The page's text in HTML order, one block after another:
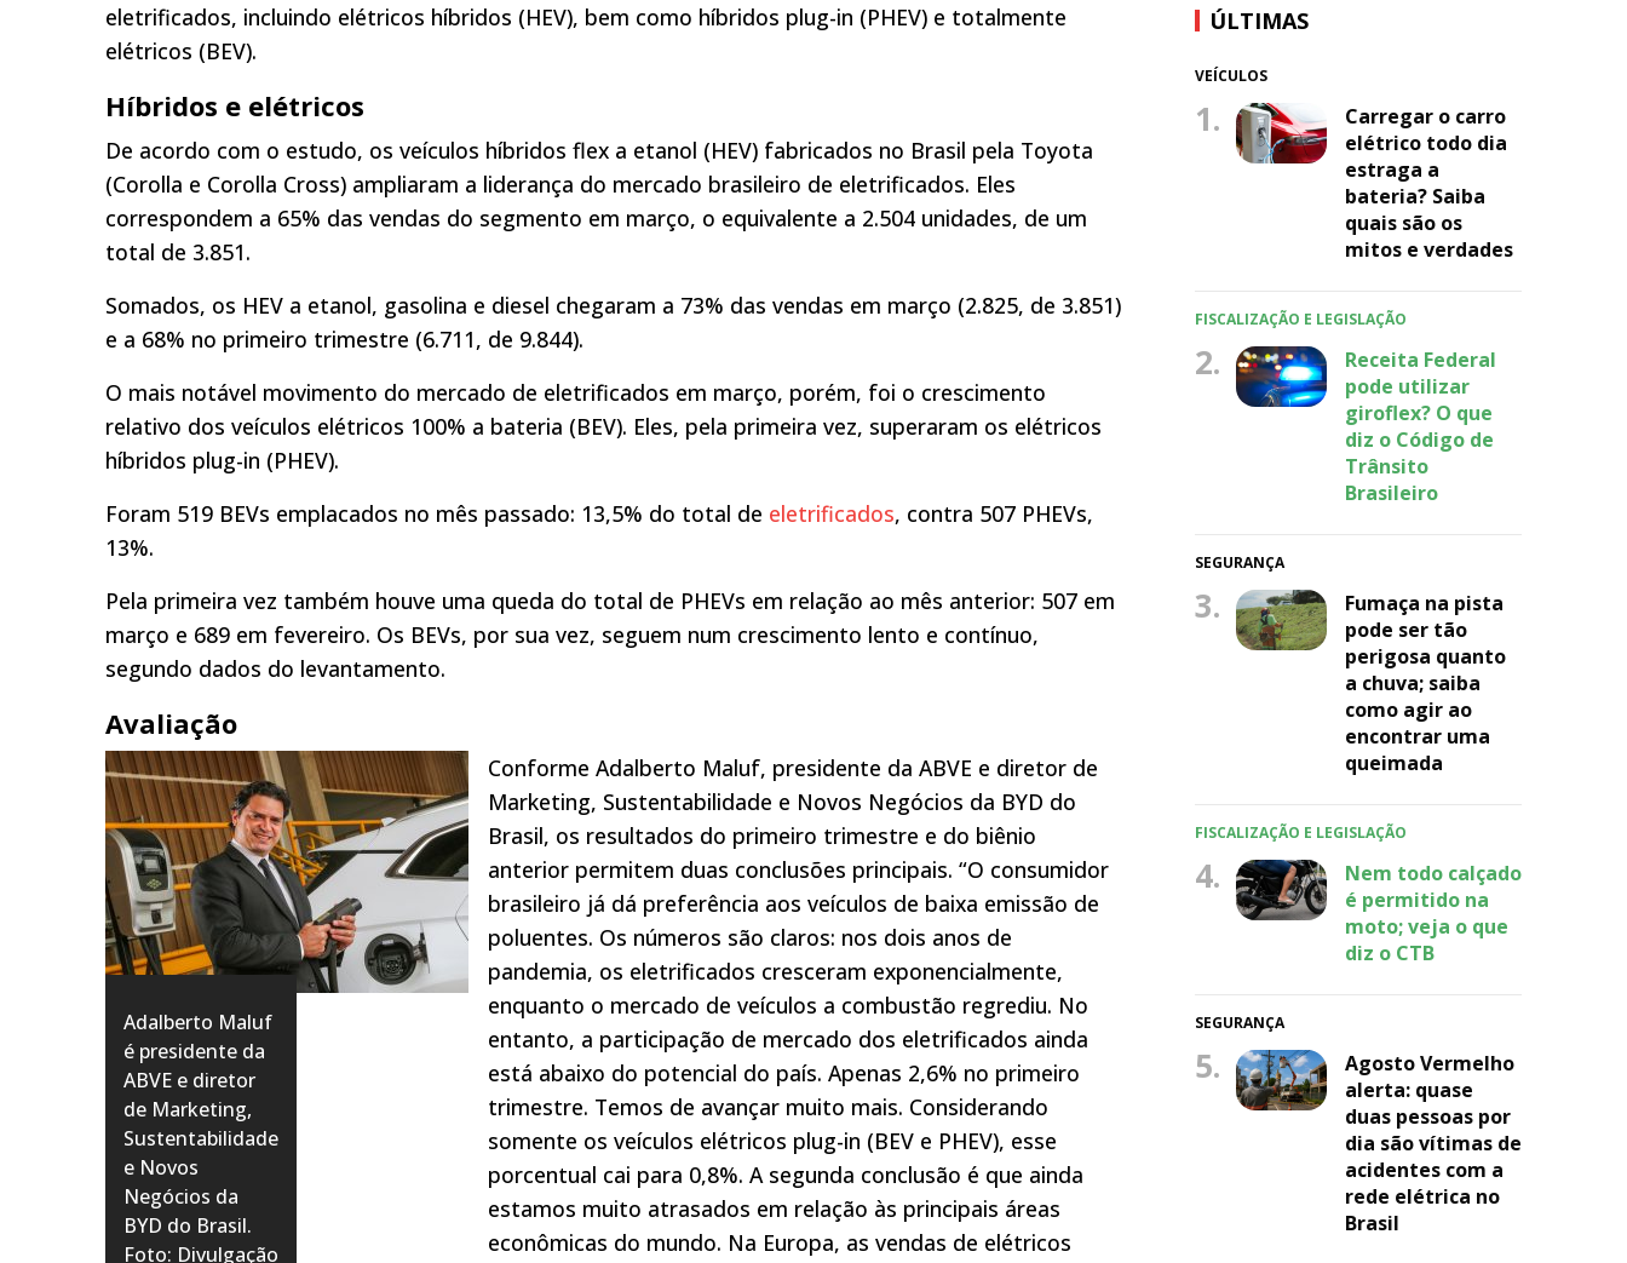
eletrificados, incluindo elétricos híbridos (HEV), bem como híbridos plug-in (PHEV) e totalmente
elétricos (BEV).
Híbridos e elétricos
De acordo com o estudo, os veículos híbridos flex a etanol (HEV) fabricados no Brasil pela Toyota
(Corolla e Corolla Cross) ampliaram a liderança do mercado brasileiro de eletrificados. Eles
correspondem a 65% das vendas do segmento em março, o equivalente a 2.504 unidades, de um
total de 3.851.
Somados, os HEV a etanol, gasolina e diesel chegaram a 73% das vendas em março (2.825, de 3.851)
e a 68% no primeiro trimestre (6.711, de 9.844).
O mais notável movimento do mercado de eletrificados em março, porém, foi o crescimento
relativo dos veículos elétricos 100% a bateria (BEV). Eles, pela primeira vez, superaram os elétricos
híbridos plug-in (PHEV).
Foram 519 BEVs emplacados no mês passado: 13,5% do total de eletrificados, contra 507 PHEVs,
13%.
Pela primeira vez também houve uma queda do total de PHEVs em relação ao mês anterior: 507 em
março e 689 em fevereiro. Os BEVs, por sua vez, seguem num crescimento lento e contínuo,
segundo dados do levantamento.
Avaliação
Adalberto Maluf
é presidente da
ABVE e diretor
de Marketing,
Sustentabilidade
e Novos
Negócios da
BYD do Brasil.
Foto: Divulgação
Conforme Adalberto Maluf, presidente da ABVE e diretor de
Marketing, Sustentabilidade e Novos Negócios da BYD do
Brasil, os resultados do primeiro trimestre e do biênio
anterior permitem duas conclusões principais. “O consumidor
brasileiro já dá preferência aos veículos de baixa emissão de
poluentes. Os números são claros: nos dois anos de
pandemia, os eletrificados cresceram exponencialmente,
enquanto o mercado de veículos a combustão regrediu. No
entanto, a participação de mercado dos eletrificados ainda
está abaixo do potencial do país. Apenas 2,6% no primeiro
trimestre. Temos de avançar muito mais. Considerando
somente os veículos elétricos plug-in (BEV e PHEV), esse
porcentual cai para 0,8%. A segunda conclusão é que ainda
estamos muito atrasados em relação às principais áreas
econômicas do mundo. Na Europa, as vendas de elétricos
ÚLTIMAS
VEÍCULOS
1.
Carregar o carro
elétrico todo dia
estraga a
bateria? Saiba
quais são os
mitos e verdades
FISCALIZAÇÃO E LEGISLAÇÃO
2.
Receita Federal
pode utilizar
giroflex? O que
diz o Código de
Trânsito
Brasileiro
SEGURANÇA
3.
Fumaça na pista
pode ser tão
perigosa quanto
a chuva; saiba
como agir ao
encontrar uma
queimada
FISCALIZAÇÃO E LEGISLAÇÃO
4.
Nem todo calçado
é permitido na
moto; veja o que
diz o CTB
SEGURANÇA
5.
Agosto Vermelho
alerta: quase
duas pessoas por
dia são vítimas de
acidentes com a
rede elétrica no
Brasil